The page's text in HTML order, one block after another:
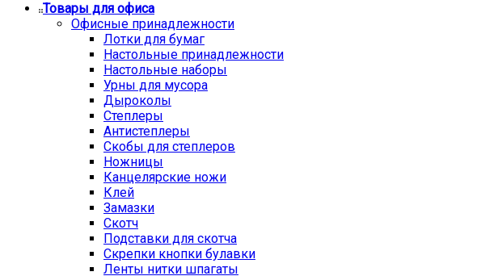
Товары для офиса
Офисные принадлежности
Лотки для бумаг
Настольные принадлежности
Настольные наборы
Урны для мусора
Дыроколы
Степлеры
Антистеплеры
Скобы для степлеров
Ножницы
Канцелярские ножи
Клей
Замазки
Скотч
Подставки для скотча
Скрепки кнопки булавки
Ленты нитки шпагаты